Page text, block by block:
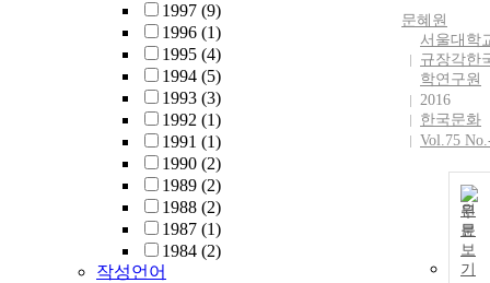
1997 (9)
1996 (1)
1995 (4)
1994 (5)
1993 (3)
1992 (1)
1991 (1)
1990 (2)
1989 (2)
1988 (2)
1987 (1)
1984 (2)
작성언어
문혜원
서울대학
규장각한
학연구원
2016
한국문화
Vol.75
원
문
보
기